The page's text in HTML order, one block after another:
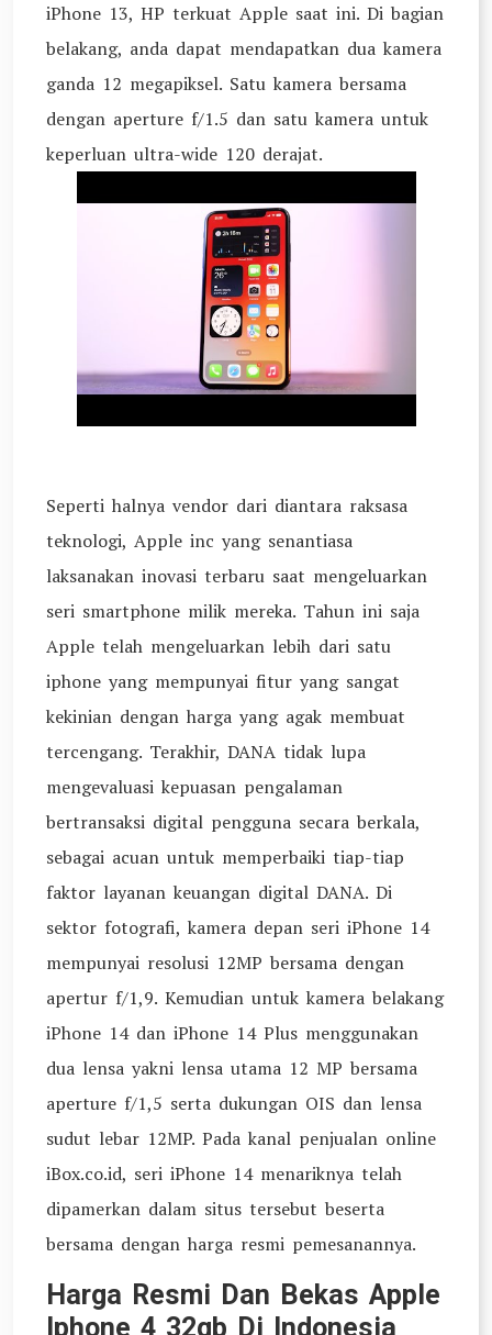
iPhone 13, HP terkuat Apple saat ini. Di bagian
belakang, anda dapat mendapatkan dua kamera
ganda 12 megapiksel. Satu kamera bersama
dengan aperture f/1.5 dan satu kamera untuk
keperluan ultra-wide 120 derajat.
Seperti halnya vendor dari diantara raksasa
teknologi, Apple inc yang senantiasa
laksanakan inovasi terbaru saat mengeluarkan
seri smartphone milik mereka. Tahun ini saja
Apple telah mengeluarkan lebih dari satu
iphone yang mempunyai fitur yang sangat
kekinian dengan harga yang agak membuat
tercengang. Terakhir, DANA tidak lupa
mengevaluasi kepuasan pengalaman
bertransaksi digital pengguna secara berkala,
sebagai acuan untuk memperbaiki tiap-tiap
faktor layanan keuangan digital DANA. Di
sektor fotografi, kamera depan seri iPhone 14
mempunyai resolusi 12MP bersama dengan
apertur f/1,9. Kemudian untuk kamera belakang
iPhone 14 dan iPhone 14 Plus menggunakan
dua lensa yakni lensa utama 12 MP bersama
aperture f/1,5 serta dukungan OIS dan lensa
sudut lebar 12MP. Pada kanal penjualan online
iBox.co.id, seri iPhone 14 menariknya telah
dipamerkan dalam situs tersebut beserta
bersama dengan harga resmi pemesanannya.
Harga Resmi Dan Bekas Apple
Iphone 4 32gb Di Indonesia